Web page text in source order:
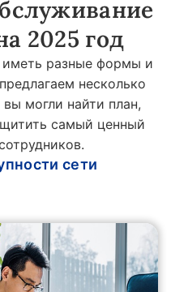
2025 год
разные формы и
несколько
могли найти план,
самый ценный
сети